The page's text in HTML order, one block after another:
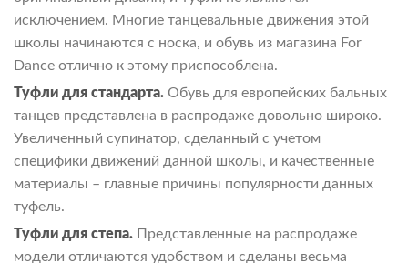
исключением. Многие танцевальные движения этой
школы начинаются с носка, и обувь из магазина For
Dance отлично к этому приспособлена.
Туфли для стандарта. Обувь для европейских бальных
танцев представлена в распродаже довольно широко.
Увеличенный супинатор, сделанный с учетом
специфики движений данной школы, и качественные
материалы – главные причины популярности данных
туфель.
Туфли для степа. Представленные на распродаже
модели отличаются удобством и сделаны весьма